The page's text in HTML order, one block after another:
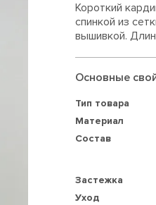
Короткий
спинкой из
вышивкой.
Основные
Тип товара
Материал
Состав
Застежка
Уход